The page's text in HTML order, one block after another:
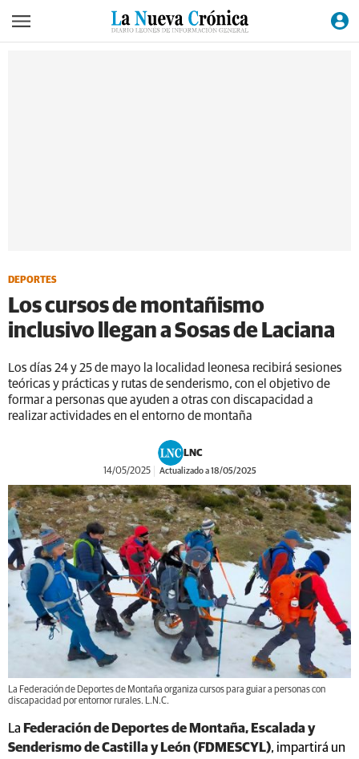
DEPORTES
Los cursos de montañismo
inclusivo llegan a Sosas de Laciana
Los días 24 y 25 de mayo la localidad leonesa recibirá sesiones
teóricas y prácticas y rutas de senderismo, con el objetivo de
formar a personas que ayuden a otras con discapacidad a
realizar actividades en el entorno de montaña
LNC
14/05/2025 Actualizado a 18/05/2025
La Federación de Deportes de Montaña organiza cursos para guiar a personas con
discapacidad por entornor rurales. L.N.C.
La Federación de Deportes de Montaña, Escalada y
Senderismo de Castilla y León (FDMESCYL), impartirá un